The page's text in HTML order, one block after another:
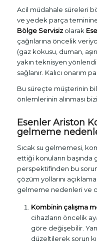
Acil müdahale süreleri
ve yedek parça
Bölge Servisizolarak
çağrılarına öncelik
(gaz kokusu, duman,
yakın teknisyen
sağlanır. Kalıcı onarım
Bu süreçte müşterinin
önlemlerinin alınması
Esenler Ariston
gelmeme
Sıcak su gelmemesi,
ettiği konuların başında
perspektifinden bu
çözüm yollarını
gelmeme nedenleri ve
Kombinin çalışma
cihazların öncelik
göre değişebilir.
düzeltilerek sorun